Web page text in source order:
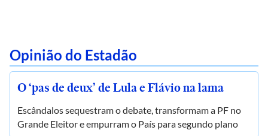
Opinião do Estadão
O ‘pas de deux’ de Lula e Flávio na lama
Escândalos sequestram o debate, transformam a PF no
Grande Eleitor e empurram o País para segundo plano